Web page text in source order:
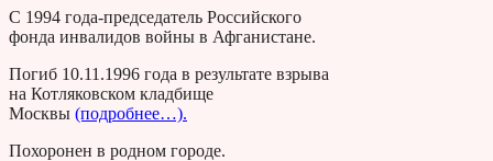
С 1994 года-председатель Российского
фонда инвалидов войны в Афганистане.
Погиб 10.11.1996 года в результате взрыва
на Котляковском кладбище
Москвы (подробнее…).
Похоронен в родном городе.